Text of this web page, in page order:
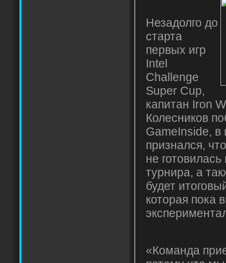
Незадолго до
старта
первых игр
Intel
Challenge
Super Cup,
капитан Iron
Колесников
GameInside, в
признался,
не
турнира, а
будет
которая пока
«Команда